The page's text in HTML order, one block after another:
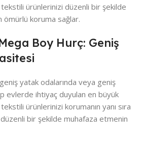
ürünlerinizi düzenli bir şekilde
ömürlü koruma sağlar.
Boy Hurç: Geniş
yatak odalarında veya geniş
evlerde ihtiyaç duyulan en büyük
ürünlerinizi korumanın yanı sıra
bir şekilde muhafaza etmenin